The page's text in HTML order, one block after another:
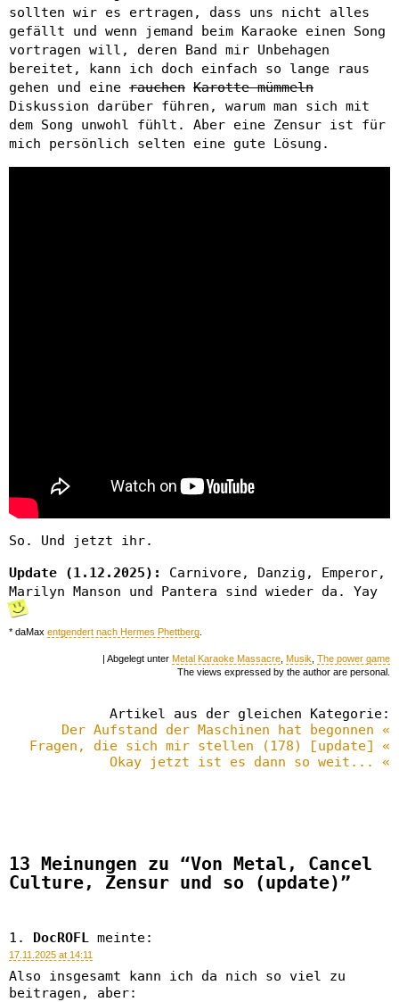
sollten wir es ertragen, dass uns nicht alles
gefällt und wenn jemand beim Karaoke einen Song
vortragen will, deren Band mir Unbehagen
bereitet, kann ich doch einfach so lange raus
gehen und eine rauchen Karotte mümmeln
Diskussion darüber führen, warum man sich mit
dem Song unwohl fühlt. Aber eine Zensur ist für
mich persönlich selten eine gute Lösung.
So. Und jetzt ihr.
Update (1.12.2025):
Carnivore, Danzig, Emperor,
Marilyn Manson und Pantera sind wieder da. Yay
* daMax entgendert nach Hermes Phettberg
| Abgelegt unter Metal Karaoke Massacre Musik The power game
The views expressed by the author are personal.
Artikel aus der gleichen Kategorie:
Der Aufstand der Maschinen hat begonnen «
Fragen, die sich mir stellen (178) [update] «
Okay jetzt ist es dann so weit... «
13 Meinungen zu “Von Metal, Cancel
Culture, Zensur und so (update)”
DocROFL meinte:
17.11.2025 at 14:11
Also insgesamt kann ich da nich so viel zu
beitragen, aber: